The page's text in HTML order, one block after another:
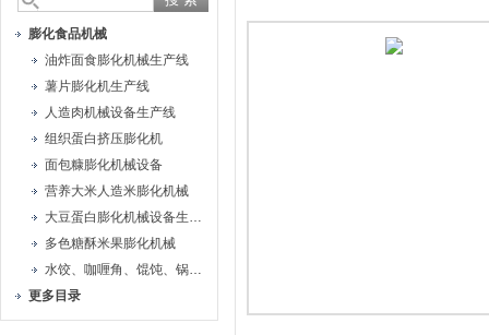
膨化食品机械
油炸面食膨化机械生产线
薯片膨化机生产线
人造肉机械设备生产线
组织蛋白挤压膨化机
面包糠膨化机械设备
营养大米人造米膨化机械
大豆蛋白膨化机械设备生产线
多色糖酥米果膨化机械
水饺、咖喱角、馄饨、锅贴机
更多目录